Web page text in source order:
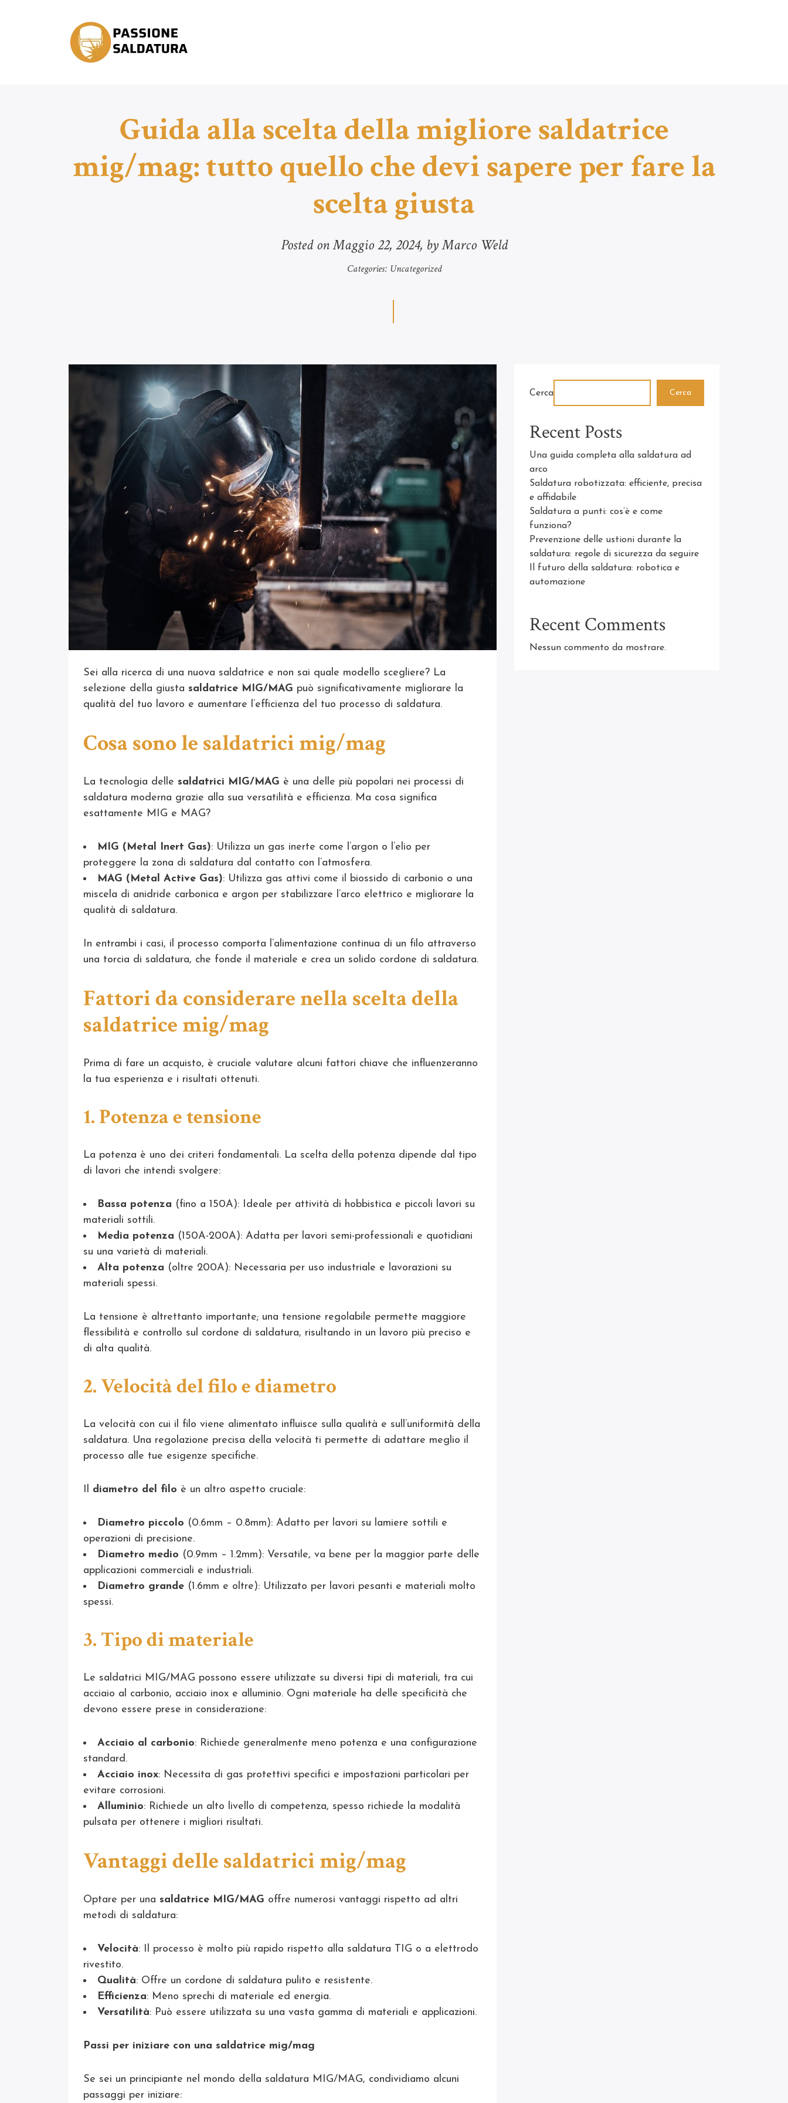
Guida alla scelta della migliore saldatrice
mig/mag: tutto quello che devi sapere per fare la
scelta giusta
Posted onMaggio 22, 2024, by Marco Weld
Categories: Uncategorized
Sei alla ricerca di una nuova saldatrice e non sai quale modello scegliere? La
selezione della giusta saldatrice MIG/MAG può significativamente migliorare la
qualità del tuo lavoro e aumentare l’efficienza del tuo processo di saldatura.
Cosa sono le saldatrici mig/mag
La tecnologia delle saldatrici MIG/MAG è una delle più popolari nei processi di
saldatura moderna grazie alla sua versatilità e efficienza. Ma cosa significa
esattamente MIG e MAG?
MIG (Metal Inert Gas): Utilizza un gas inerte come l’argon o l’elio per
proteggere la zona di saldatura dal contatto con l’atmosfera.
MAG (Metal Active Gas): Utilizza gas attivi come il biossido di carbonio o una
miscela di anidride carbonica e argon per stabilizzare l’arco elettrico e migliorare la
qualità di saldatura.
In entrambi i casi, il processo comporta l’alimentazione continua di un filo attraverso
una torcia di saldatura, che fonde il materiale e crea un solido cordone di saldatura.
Fattori da considerare nella scelta della
saldatrice mig/mag
Prima di fare un acquisto, è cruciale valutare alcuni fattori chiave che influenzeranno
la tua esperienza e i risultati ottenuti.
1. Potenza e tensione
La potenza è uno dei criteri fondamentali. La scelta della potenza dipende dal tipo
di lavori che intendi svolgere:
Bassa potenza (fino a 150A): Ideale per attività di hobbistica e piccoli lavori su
materiali sottili.
Media potenza (150A-200A): Adatta per lavori semi-professionali e quotidiani
su una varietà di materiali.
Alta potenza (oltre 200A): Necessaria per uso industriale e lavorazioni su
materiali spessi.
La tensione è altrettanto importante; una tensione regolabile permette maggiore
flessibilità e controllo sul cordone di saldatura, risultando in un lavoro più preciso e
di alta qualità.
2. Velocità del filo e diametro
La velocità con cui il filo viene alimentato influisce sulla qualità e sull’uniformità della
saldatura. Una regolazione precisa della velocità ti permette di adattare meglio il
processo alle tue esigenze specifiche.
diametro del filo è un altro aspetto cruciale:
Diametro piccolo (0.6mm – 0.8mm): Adatto per lavori su lamiere sottili e
operazioni di precisione.
Diametro medio (0.9mm – 1.2mm): Versatile, va bene per la maggior parte delle
applicazioni commerciali e industriali.
Diametro grande (1.6mm e oltre): Utilizzato per lavori pesanti e materiali molto
spessi.
3. Tipo di materiale
Le saldatrici MIG/MAG possono essere utilizzate su diversi tipi di materiali, tra cui
acciaio al carbonio, acciaio inox e alluminio. Ogni materiale ha delle specificità che
devono essere prese in considerazione:
Acciaio al carbonio: Richiede generalmente meno potenza e una configurazione
standard.
Acciaio inox: Necessita di gas protettivi specifici e impostazioni particolari per
evitare corrosioni.
Alluminio: Richiede un alto livello di competenza, spesso richiede la modalità
pulsata per ottenere i migliori risultati.
Vantaggi delle saldatrici mig/mag
Optare per una saldatrice MIG/MAG offre numerosi vantaggi rispetto ad altri
metodi di saldatura:
Velocità: Il processo è molto più rapido rispetto alla saldatura TIG o a elettrodo
rivestito.
Qualità: Offre un cordone di saldatura pulito e resistente.
Efficienza: Meno sprechi di materiale ed energia.
Versatilità: Può essere utilizzata su una vasta gamma di materiali e applicazioni.
Passi per iniziare con una saldatrice mig/mag
Se sei un principiante nel mondo della saldatura MIG/MAG, condividiamo alcuni
passaggi per iniziare:
Cerca Cerca
Recent Posts
Una guida completa alla saldatura ad
arco
Saldatura robotizzata: efficiente, precisa
e affidabile
Saldatura a punti: cos’è e come
funziona?
Prevenzione delle ustioni durante la
saldatura: regole di sicurezza da seguire
Il futuro della saldatura: robotica e
automazione
Recent Comments
Nessun commento da mostrare.